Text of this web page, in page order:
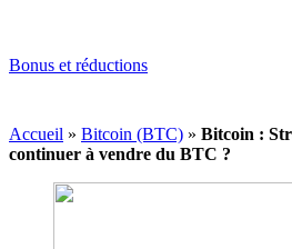
Bonus et réductions
Accueil » Bitcoin (BTC) » Bitcoin :
continuer à vendre du BTC ?